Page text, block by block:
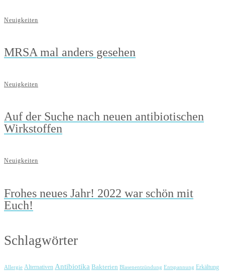
Neuigkeiten
MRSA mal anders gesehen
Neuigkeiten
Auf der Suche nach neuen antibiotischen
Wirkstoffen
Neuigkeiten
Frohes neues Jahr! 2022 war schön mit
Euch!
Schlagwörter
Allergie Alternativen Antibiotika Bakterien Blasenentzündung Entspannung Erkältung